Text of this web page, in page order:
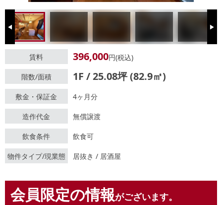
Previous Next
賃料 396,000円(税込)
階数/面積 1F / 25.08坪 (82.9㎡)
敷金・保証金 4ヶ月分
造作代金 無償譲渡
飲食条件 飲食可
物件タイプ/現業態 居抜き / 居酒屋
会員限定の情報がございます。